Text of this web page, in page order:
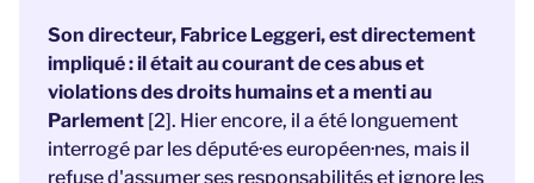
Son directeur, Fabrice Leggeri, est directement
impliqué : il était au courant de ces abus et
violations des droits humains et a menti au
Parlement [2]. Hier encore, il a été longuement
interrogé par les député·es européen·nes, mais il
refuse d'assumer ses responsabilités et ignore les